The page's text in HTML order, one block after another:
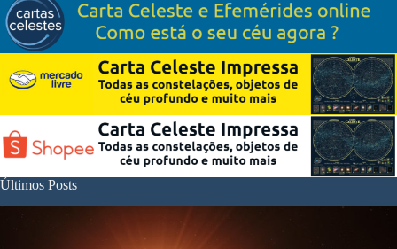
Últimos Posts